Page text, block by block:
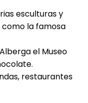
esculturas y
la famosa
el Museo
restaurantes